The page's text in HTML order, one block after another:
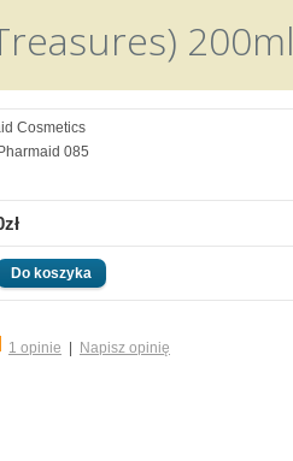
200ml
Cosmetics
Pharmaid 085
1 opinie Napisz opinię